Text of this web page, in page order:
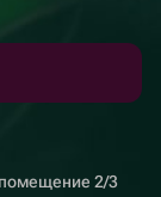
2/3